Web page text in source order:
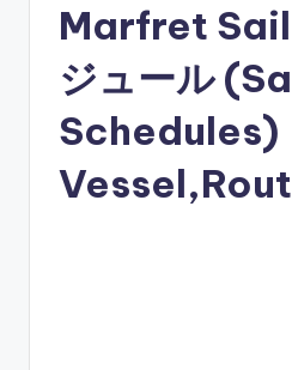
MMarfret
ジュール
Schedules)